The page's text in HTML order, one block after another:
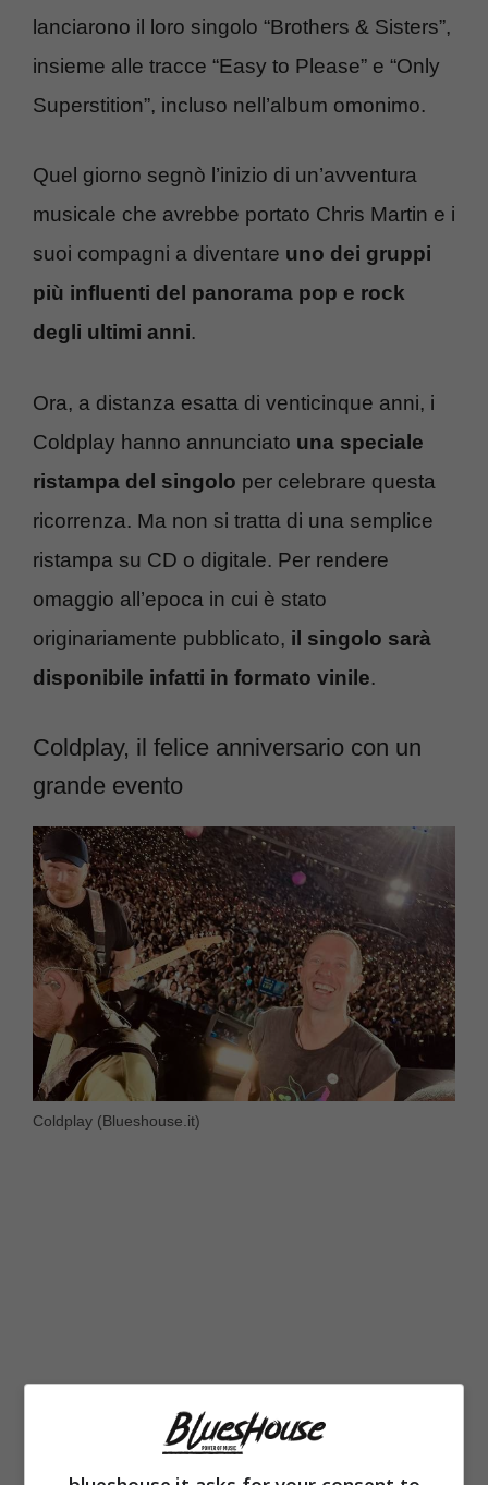
lanciarono il loro singolo “Brothers & Sisters”,
insieme alle tracce “Easy to Please” e “Only
Superstition”, incluso nell’album omonimo.
Quel giorno segnò l’inizio di un’avventura
musicale che avrebbe portato Chris Martin e i
suoi compagni a diventare uno dei gruppi
più influenti del panorama pop e rock
degli ultimi anni.
Ora, a distanza esatta di venticinque anni, i
Coldplay hanno annunciato una speciale
ristampa del singolo per celebrare questa
ricorrenza. Ma non si tratta di una semplice
ristampa su CD o digitale. Per rendere
omaggio all’epoca in cui è stato
originariamente pubblicato, il singolo sarà
disponibile infatti in formato vinile.
Coldplay, il felice anniversario con un
grande evento
Coldplay (Blueshouse.it)
Il vinile è tornato in auge da alcuni anni ed